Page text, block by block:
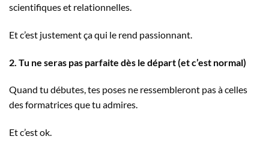
scientifiques et relationnelles.
Et c’est justement ça qui le rend passionnant.
2. Tu ne seras pas parfaite dès le départ (et c’est normal)
Quand tu débutes, tes poses ne ressembleront pas à celles
des formatrices que tu admires.
Et c’est ok.